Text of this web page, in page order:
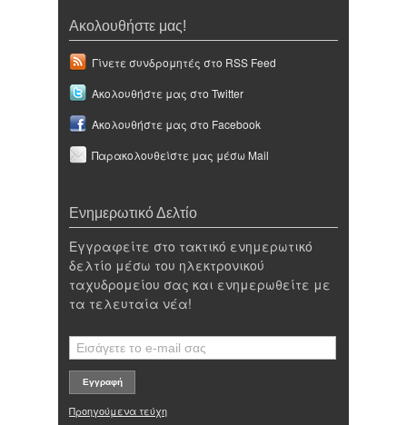
Ακολουθήστε μας!
Γίνετε συνδρομητές στο RSS Feed
Ακολουθήστε μας στο Twitter
Ακολουθήστε μας στο Facebook
Παρακολουθείστε μας μέσω Mail
Ενημερωτικό Δελτίο
Εγγραφείτε στο τακτικό ενημερωτικό
δελτίο μέσω του ηλεκτρονικού
ταχυδρομείου σας και ενημερωθείτε με
τα τελευταία νέα!
Προηγούμενα τεύχη